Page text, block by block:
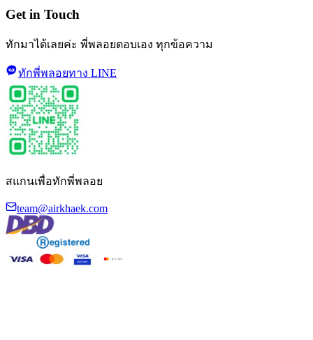
Get in Touch
ทักมาได้เลยค่ะ พี่พลอยตอบเอง ทุกข้อความ
ทักพี่พลอยทาง LINE
สแกนเพื่อทักพี่พลอย
team@airkhaek.com